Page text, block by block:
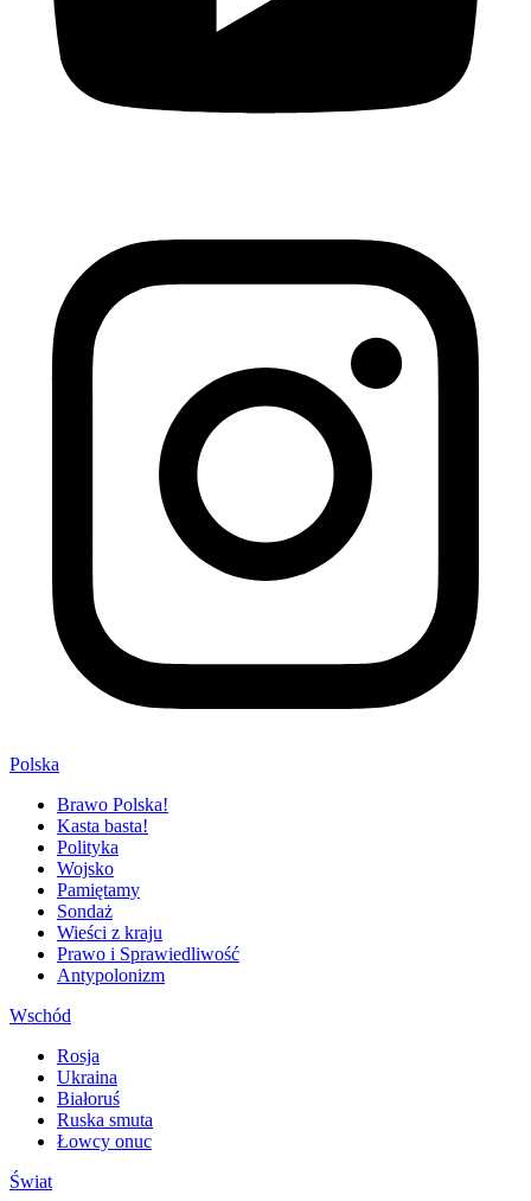
Polska
Brawo Polska!
Kasta basta!
Polityka
Wojsko
Pamiętamy
Sondaż
Wieści z kraju
Prawo i Sprawiedliwość
Antypolonizm
Wschód
Rosja
Ukraina
Białoruś
Ruska smuta
Łowcy onuc
Świat